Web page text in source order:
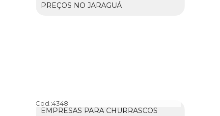
PREÇOS NO JARAGUÁ
Cod.:4348
EMPRESAS PARA CHURRASCOS